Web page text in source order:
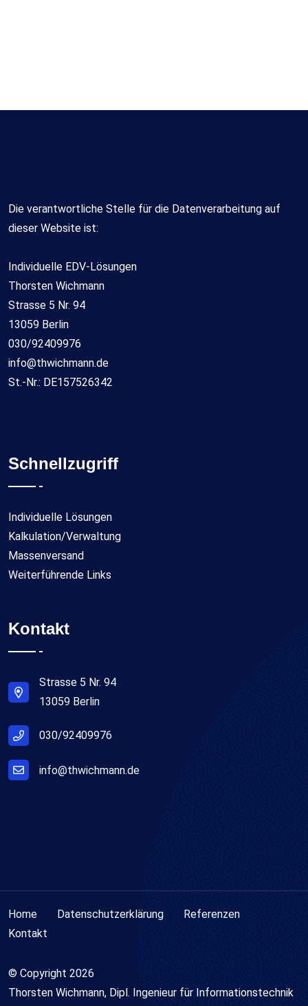
Die verantwortliche Stelle für die Datenverarbeitung auf
dieser Website ist:
Individuelle EDV-Lösungen
Thorsten Wichmann
Strasse 5 Nr. 94
13059 Berlin
030/92409976
info@thwichmann.de
St.-Nr.: DE157526342
Schnellzugriff
Individuelle Lösungen
Kalkulation/Verwaltung
Massenversand
Weiterführende Links
Kontakt
Strasse 5 Nr. 94
13059 Berlin
030/92409976
info@thwichmann.de
Home Datenschutzerklärung
Referenzen
Kontakt
© Copyright 2026
Thorsten Wichmann, Dipl. Ingenieur für Informationstechnik